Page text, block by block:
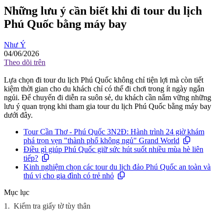
Những lưu ý cần biết khi đi tour du lịch
Phú Quốc bằng máy bay
Như Ý
04/06/2026
Theo dõi trên
Lựa chọn đi tour du lịch Phú Quốc không chỉ tiện lợi mà còn tiết
kiệm thời gian cho du khách chỉ có thể đi chơi trong ít ngày ngắn
ngủi. Để chuyến đi diễn ra suôn sẻ, du khách cần nắm vững những
lưu ý quan trọng khi tham gia tour du lịch Phú Quốc bằng máy bay
dưới đây.
Tour Cần Thơ - Phú Quốc 3N2Đ: Hành trình 24 giờ khám
phá trọn vẹn "thành phố không ngủ" Grand World
Điều gì giúp Phú Quốc giữ sức hút suốt nhiều mùa hè liên
tiếp?
Kinh nghiệm chọn các tour du lịch đảo Phú Quốc an toàn và
thú vị cho gia đình có trẻ nhỏ
Mục lục
1. Kiểm tra giấy tờ tùy thân